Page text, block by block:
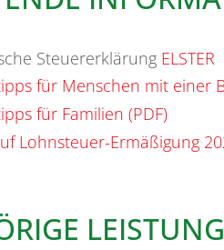
Steuererklärung ELSTER
für Menschen mit einer
für Familien (PDF)
Lohnsteuer-Ermäßigung